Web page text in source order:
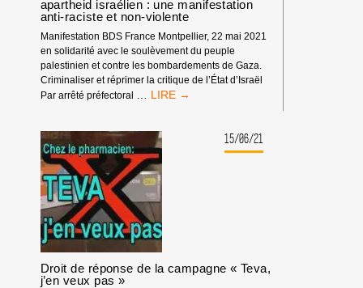
apartheid israélien : une manifestation
anti-raciste et non-violente
Manifestation BDS France Montpellier, 22 mai 2021
en solidarité avec le soulèvement du peuple
palestinien et contre les bombardements de Gaza.
Criminaliser et réprimer la critique de l’État d’Israël
Par arrêté préfectoral
ILS*
MANIFESTATION
ANTI-
APARTHEID
ISRAÉLIEN
:
UNE
MANIFESTATION
ANTI-
RACISTE
ET
15/06/21
Droit de réponse de la campagne « Teva,
j’en veux pas »